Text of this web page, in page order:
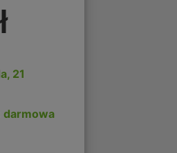
21
darmowa